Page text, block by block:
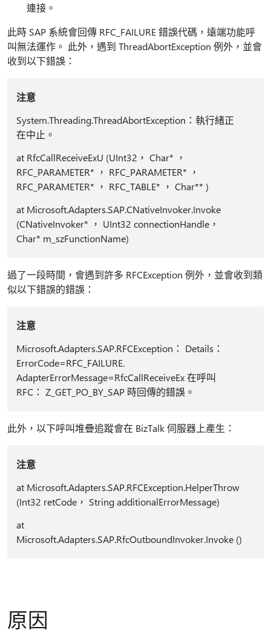
連接。
此時 SAP 系統會回傳 RFC_FAILURE 錯誤代碼，遠端功能呼
叫無法運作。 此外，遇到 ThreadAbortException 例外，並會
收到以下錯誤：
注意
System.Threading.ThreadAbortException：執行緒正
在中止。
at RfcCallReceiveExU (UInt32， Char* ，
RFC_PARAMETER* ， RFC_PARAMETER* ，
RFC_PARAMETER* ， RFC_TABLE* ， Char** )
at Microsoft.Adapters.SAP.CNativeInvoker.Invoke
(CNativeInvoker* ， UInt32 connectionHandle，
Char* m_szFunctionName)
過了一段時間，會遇到許多 RFCException 例外，並會收到類
似以下錯誤的錯誤：
注意
Microsoft.Adapters.SAP.RFCException： Details：
ErrorCode=RFC_FAILURE.
AdapterErrorMessage=RfcCallReceiveEx 在呼叫
RFC： Z_GET_PO_BY_SAP 時回傳的錯誤。
此外，以下呼叫堆疊追蹤會在 BizTalk 伺服器上產生：
注意
at Microsoft.Adapters.SAP.RFCException.HelperThrow
(Int32 retCode， String additionalErrorMessage)
at
Microsoft.Adapters.SAP.RfcOutboundInvoker.Invoke ()
原因